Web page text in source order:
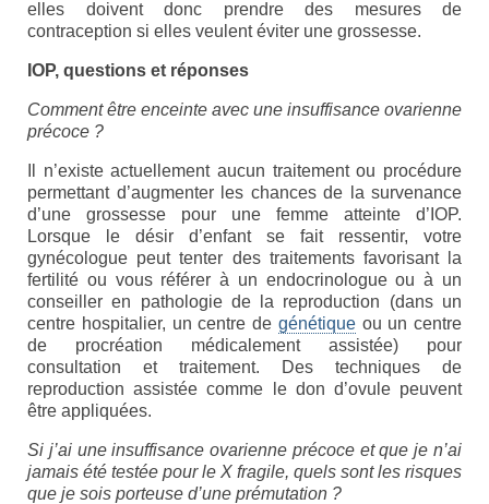
Enseignants
Mouvements de jeunesse
Accompagnants
Chercheurs
Scientific Advisory Board
Espace Presse
Espace Membres
Albums photos
Témoignages
Accès Conseil d’administration
elles doivent donc prendre des mesures de
contraception si elles veulent éviter une grossesse.
IOP, questions et réponses
Comment être enceinte avec une insuffisance ovarienne
précoce ?
Il n’existe actuellement aucun traitement ou procédure
permettant d’augmenter les chances de la survenance
d’une grossesse pour une femme atteinte d’IOP.
Lorsque le désir d’enfant se fait ressentir, votre
gynécologue peut tenter des traitements favorisant la
fertilité ou vous référer à un endocrinologue ou à un
conseiller en pathologie de la reproduction (dans un
centre hospitalier, un centre de génétiqueou un centre
de procréation médicalement assistée) pour
consultation et traitement. Des techniques de
reproduction assistée comme le don d’ovule peuvent
être appliquées.
Si j’ai une insuffisance ovarienne précoce et que je n’ai
jamais été testée pour le X fragile, quels sont les risques
que je sois porteuse d’une prémutation ?